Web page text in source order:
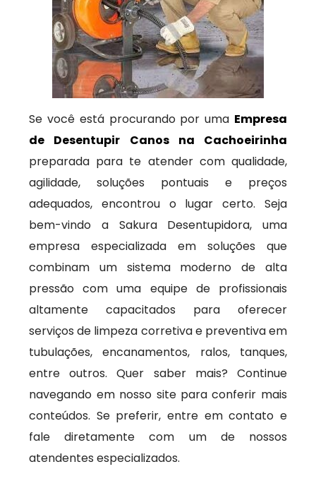
Se você está procurando por uma Empresa
de Desentupir Canos na Cachoeirinha
preparada para te atender com qualidade,
agilidade, soluções pontuais e preços
adequados, encontrou o lugar certo. Seja
bem-vindo a Sakura Desentupidora, uma
empresa especializada em soluções que
combinam um sistema moderno de alta
pressão com uma equipe de profissionais
altamente capacitados para oferecer
serviços de limpeza corretiva e preventiva em
tubulações, encanamentos, ralos, tanques,
entre outros. Quer saber mais? Continue
navegando em nosso site para conferir mais
conteúdos. Se preferir, entre em contato e
fale diretamente com um de nossos
atendentes especializados.